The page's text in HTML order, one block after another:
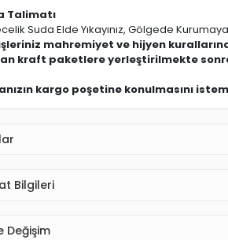
Talimatı
Suda Elde Yıkayınız, Gölgede Kurumaya
mahremiyet ve hijyen
kraft paketlere yerleştirilmekte
kargo poşetine konulmasını
Bilgileri
Değişim